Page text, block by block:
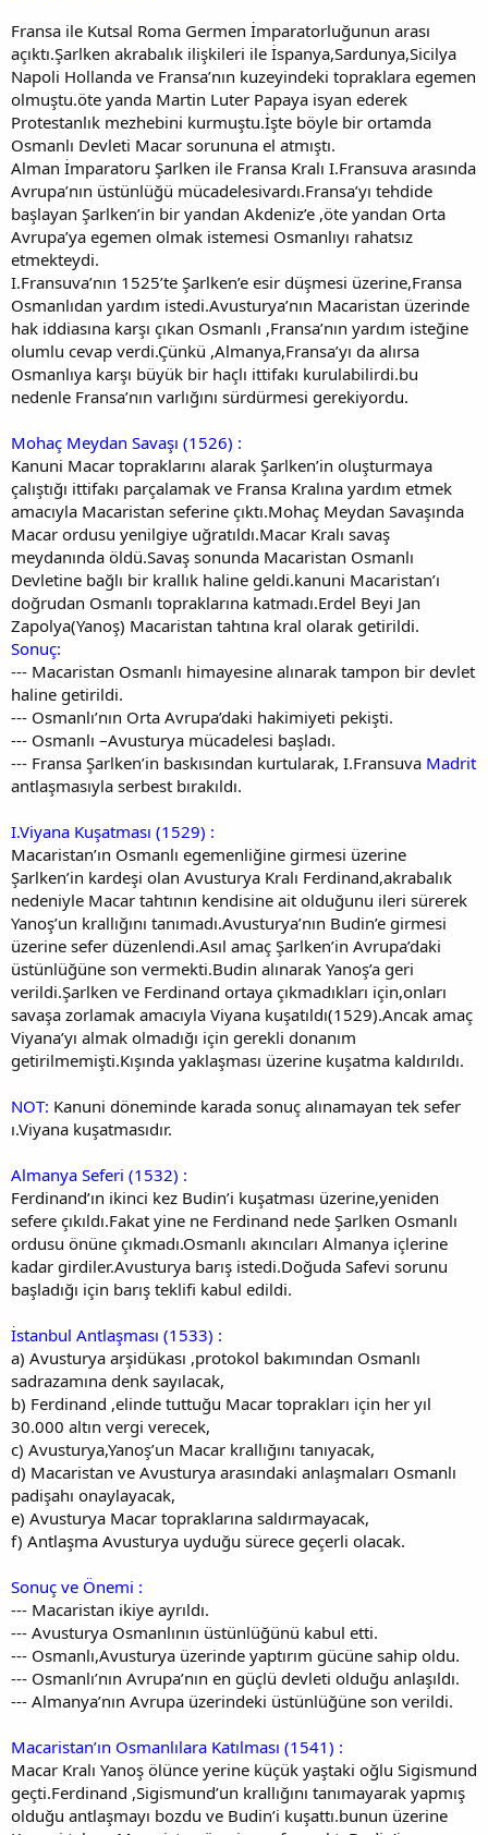
Fransa ile Kutsal Roma Germen İmparatorluğunun arası
açıktı.Şarlken akrabalık ilişkileri ile İspanya,Sardunya,Sicilya
Napoli Hollanda ve Fransa’nın kuzeyindeki topraklara egemen
olmuştu.öte yanda Martin Luter Papaya isyan ederek
Protestanlık mezhebini kurmuştu.İşte böyle bir ortamda
Osmanlı Devleti Macar sorununa el atmıştı.
Alman İmparatoru Şarlken ile Fransa Kralı I.Fransuva arasında
Avrupa’nın üstünlüğü mücadelesivardı.Fransa’yı tehdide
başlayan Şarlken’in bir yandan Akdeniz’e ,öte yandan Orta
Avrupa’ya egemen olmak istemesi Osmanlıyı rahatsız
etmekteydi.
I.Fransuva’nın 1525’te Şarlken’e esir düşmesi üzerine,Fransa
Osmanlıdan yardım istedi.Avusturya’nın Macaristan üzerinde
hak iddiasına karşı çıkan Osmanlı ,Fransa’nın yardım isteğine
olumlu cevap verdi.Çünkü ,Almanya,Fransa’yı da alırsa
Osmanlıya karşı büyük bir haçlı ittifakı kurulabilirdi.bu
nedenle Fransa’nın varlığını sürdürmesi gerekiyordu.
Mohaç Meydan Savaşı (1526) :
Kanuni Macar topraklarını alarak Şarlken’in oluşturmaya
çalıştığı ittifakı parçalamak ve Fransa Kralına yardım etmek
amacıyla Macaristan seferine çıktı.Mohaç Meydan Savaşında
Macar ordusu yenilgiye uğratıldı.Macar Kralı savaş
meydanında öldü.Savaş sonunda Macaristan Osmanlı
Devletine bağlı bir krallık haline geldi.kanuni Macaristan’ı
doğrudan Osmanlı topraklarına katmadı.Erdel Beyi Jan
Zapolya(Yanoş) Macaristan tahtına kral olarak getirildi.
Sonuç:
--- Macaristan Osmanlı himayesine alınarak tampon bir devlet
haline getirildi.
--- Osmanlı’nın Orta Avrupa’daki hakimiyeti pekişti.
--- Osmanlı –Avusturya mücadelesi başladı.
--- Fransa Şarlken’in baskısından kurtularak, I.Fransuva Madrit
antlaşmasıyla serbest bırakıldı.
I.Viyana Kuşatması (1529) :
Macaristan’ın Osmanlı egemenliğine girmesi üzerine
Şarlken’in kardeşi olan Avusturya Kralı Ferdinand,akrabalık
nedeniyle Macar tahtının kendisine ait olduğunu ileri sürerek
Yanoş’un krallığını tanımadı.Avusturya’nın Budin’e girmesi
üzerine sefer düzenlendi.Asıl amaç Şarlken’in Avrupa’daki
üstünlüğüne son vermekti.Budin alınarak Yanoş’a geri
verildi.Şarlken ve Ferdinand ortaya çıkmadıkları için,onları
savaşa zorlamak amacıyla Viyana kuşatıldı(1529).Ancak amaç
Viyana’yı almak olmadığı için gerekli donanım
getirilmemişti.Kışında yaklaşması üzerine kuşatma kaldırıldı.
NOT: Kanuni döneminde karada sonuç alınamayan tek sefer
ı.Viyana kuşatmasıdır.
Almanya Seferi (1532) :
Ferdinand’ın ikinci kez Budin’i kuşatması üzerine,yeniden
sefere çıkıldı.Fakat yine ne Ferdinand nede Şarlken Osmanlı
ordusu önüne çıkmadı.Osmanlı akıncıları Almanya içlerine
kadar girdiler.Avusturya barış istedi.Doğuda Safevi sorunu
başladığı için barış teklifi kabul edildi.
İstanbul Antlaşması (1533) :
a) Avusturya arşidükası ,protokol bakımından Osmanlı
sadrazamına denk sayılacak,
b) Ferdinand ,elinde tuttuğu Macar toprakları için her yıl
30.000 altın vergi verecek,
c) Avusturya,Yanoş’un Macar krallığını tanıyacak,
d) Macaristan ve Avusturya arasındaki anlaşmaları Osmanlı
padişahı onaylayacak,
e) Avusturya Macar topraklarına saldırmayacak,
f) Antlaşma Avusturya uyduğu sürece geçerli olacak.
Sonuç ve Önemi :
--- Macaristan ikiye ayrıldı.
--- Avusturya Osmanlının üstünlüğünü kabul etti.
--- Osmanlı,Avusturya üzerinde yaptırım gücüne sahip oldu.
--- Osmanlı’nın Avrupa’nın en güçlü devleti olduğu anlaşıldı.
--- Almanya’nın Avrupa üzerindeki üstünlüğüne son verildi.
Macaristan’ın Osmanlılara Katılması (1541) :
Macar Kralı Yanoş ölünce yerine küçük yaştaki oğlu Sigismund
geçti.Ferdinand ,Sigismund’un krallığını tanımayarak yapmış
olduğu antlaşmayı bozdu ve Budin’i kuşattı.bunun üzerine